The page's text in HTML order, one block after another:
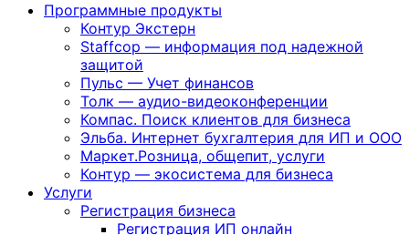
Программные продукты
Контур Экстерн
Staffcop — информация под надежной
защитой
Пульс — Учет финансов
Толк — аудио-видеоконференции
Компас. Поиск клиентов для бизнеса
Эльба. Интернет бухгалтерия для ИП и ООО
Маркет.Розница, общепит, услуги
Контур — экосистема для бизнеса
Услуги
Регистрация бизнеса
Регистрация ИП онлайн